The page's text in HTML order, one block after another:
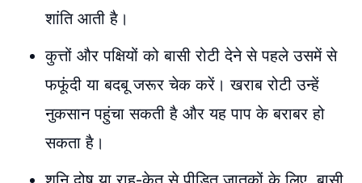
शांति आती है।
कुत्तों और पक्षियों को बासी रोटी देने से पहले उसमें से
फफूंदी या बदबू जरूर चेक करें। खराब रोटी उन्हें
नुकसान पहुंचा सकती है और यह पाप के बराबर हो
सकता है।